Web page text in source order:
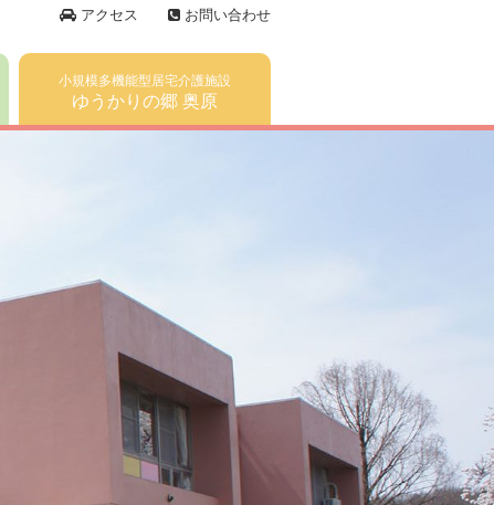
アクセス お問い合わせ
小規模多機能型居宅介護施設
ゆうかりの郷 奥原